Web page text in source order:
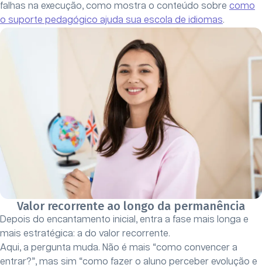
falhas na execução, como mostra o conteúdo sobre como
o suporte pedagógico ajuda sua escola de idiomas.
Valor recorrente ao longo da permanência
Depois do encantamento inicial, entra a fase mais longa e
mais estratégica: a do valor recorrente.
Aqui, a pergunta muda. Não é mais “como convencer a
entrar?”, mas sim “como fazer o aluno perceber evolução e